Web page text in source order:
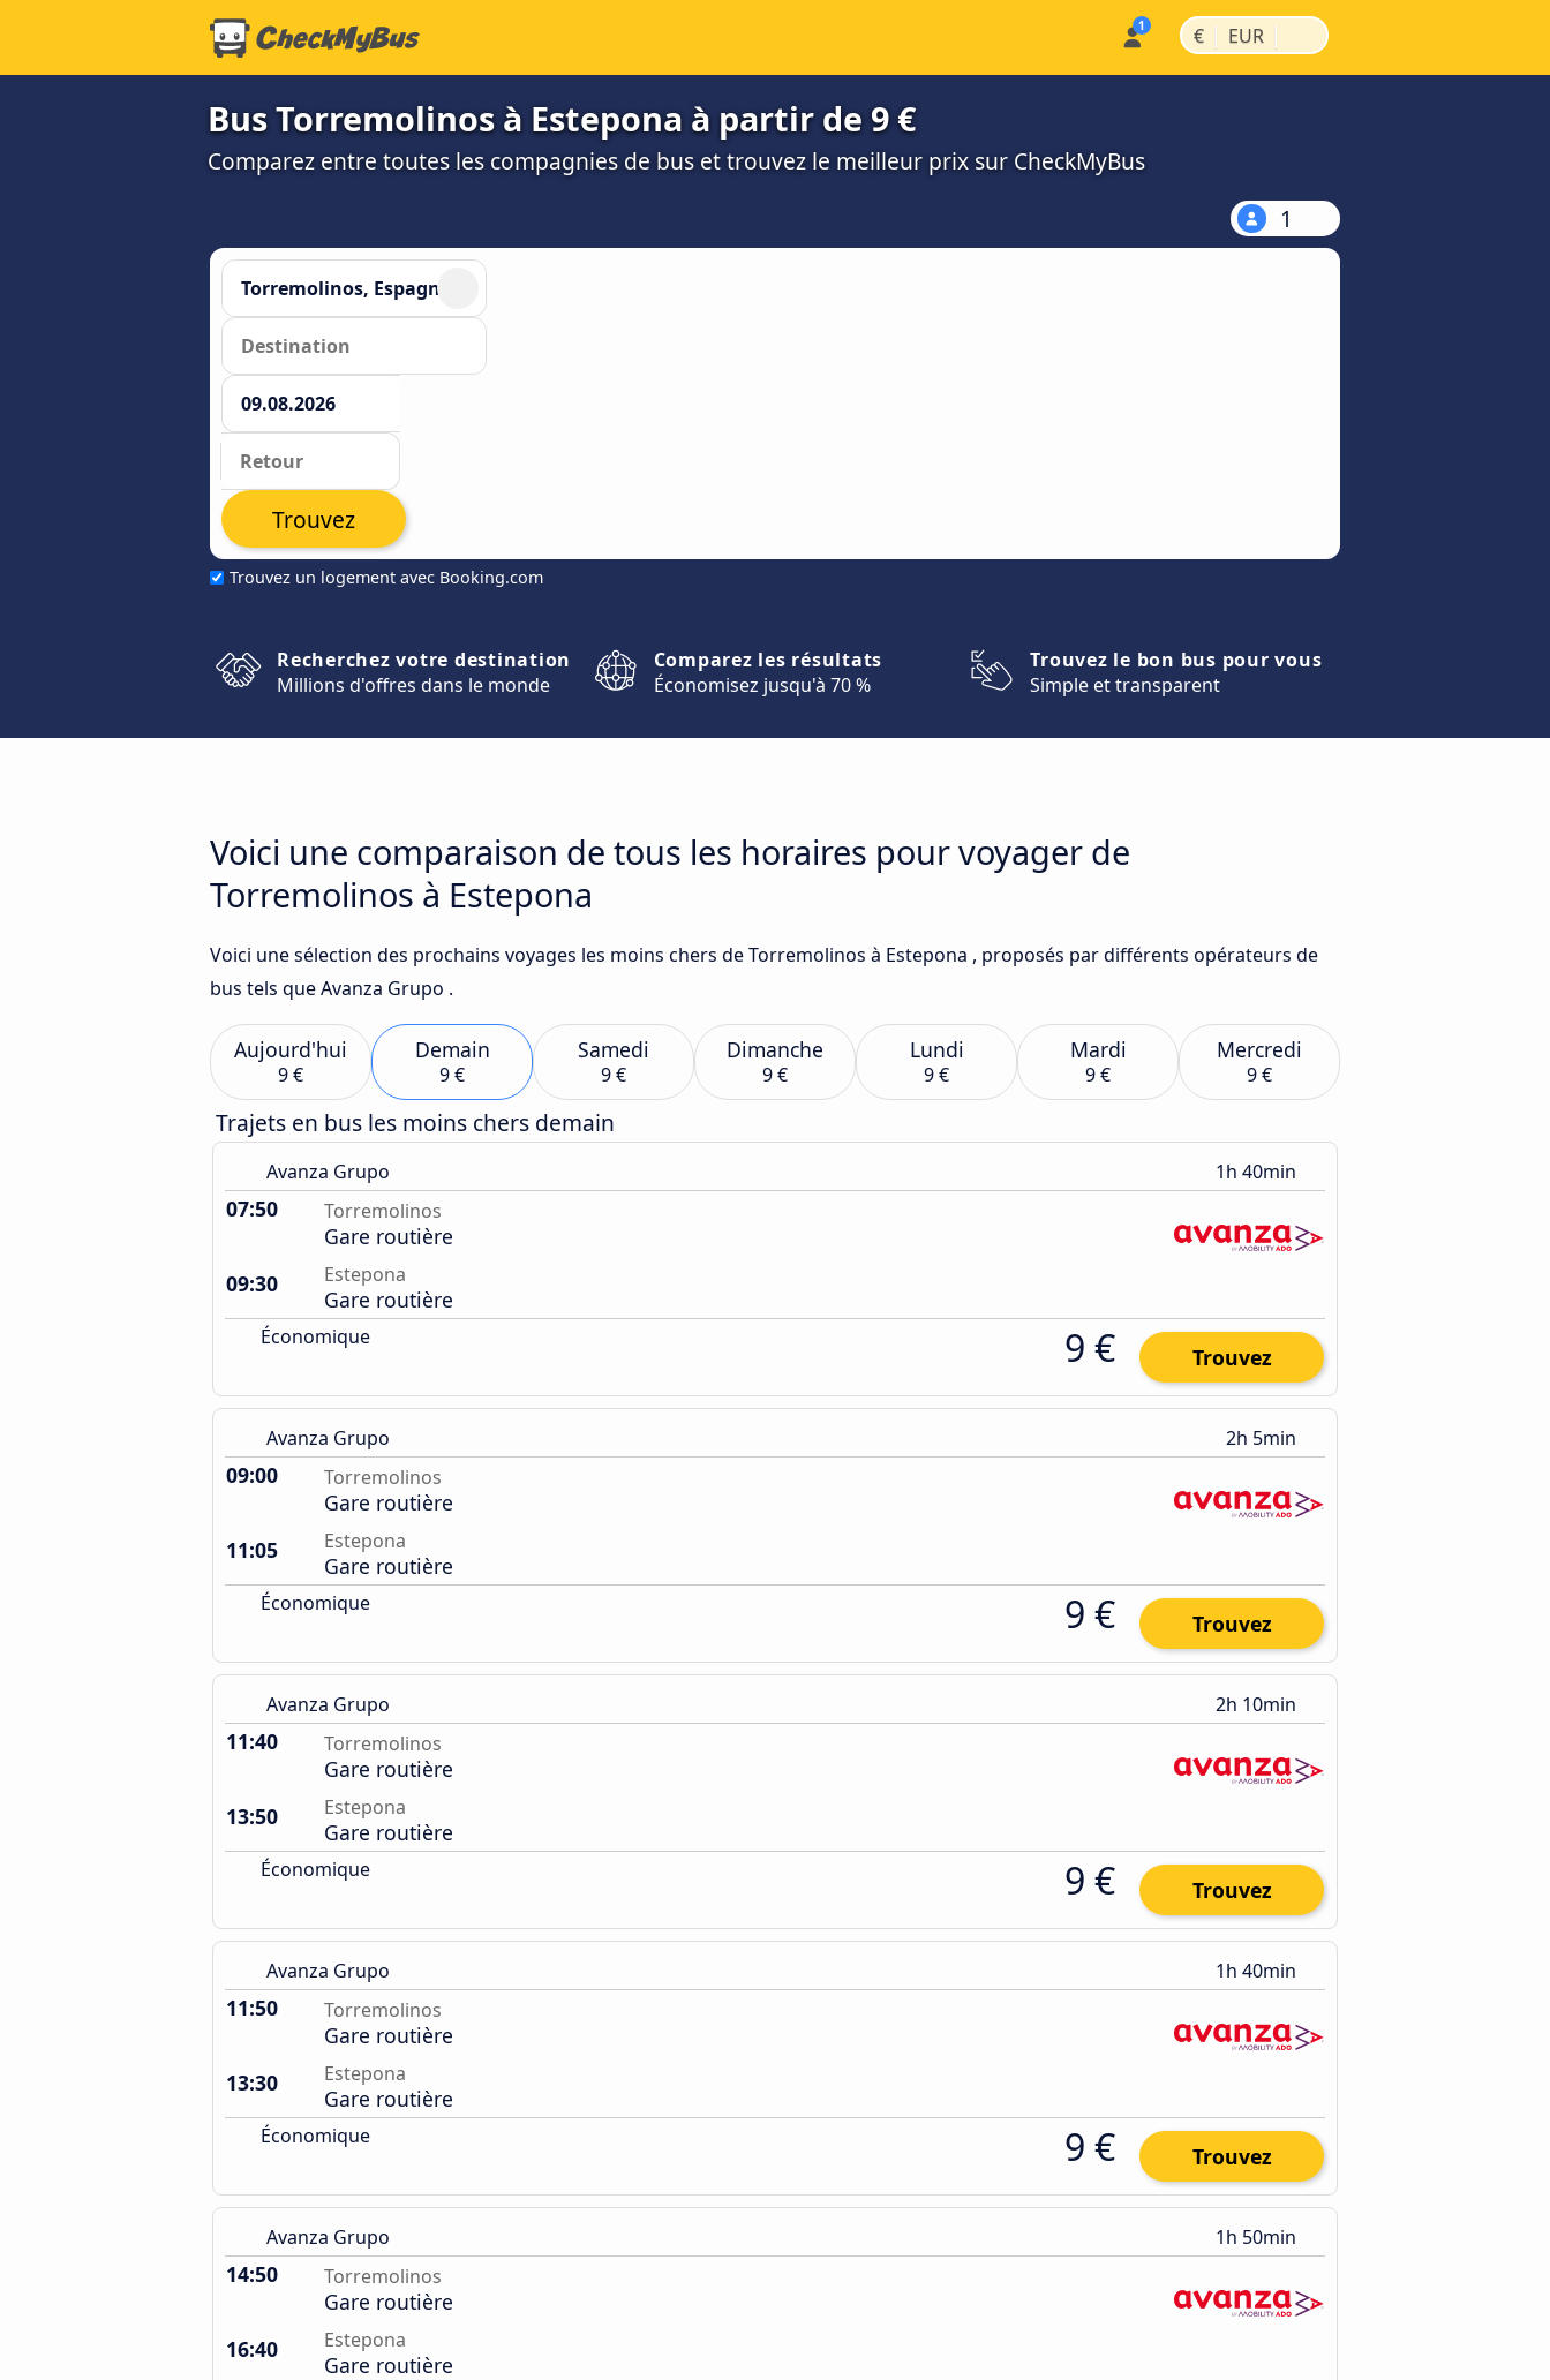
€ | EUR |
Bus Torremolinos à Estepona à partir de 9 €
Comparez entre toutes les compagnies de bus et trouvez le meilleur prix sur CheckMyBus
1
Trouvez un logement avec Booking.com
Trouvez
Recherchez votre destination
Millions d'offres dans le monde
Comparez les résultats
Économisez jusqu'à 70 %
Trouvez le bon bus pour vous
Simple et transparent
Voici une comparaison de tous les horaires pour voyager de
Torremolinos à Estepona
Voici une sélection des prochains voyages les moins chers de Torremolinos à Estepona , proposés par différents opérateurs de
bus tels que Avanza Grupo .
Aujourd'hui
9 €
Demain
9 €
Samedi
9 €
Dimanche
9 €
Lundi
9 €
Mardi
9 €
Mercredi
9 €
Trajets en bus les moins chers demain
Avanza Grupo 1h 40min
07:50 Torremolinos
Gare routière
09:30
Estepona
Gare routière
Économique 9 € Trouvez
Avanza Grupo 2h 5min
09:00 Torremolinos
Gare routière
11:05
Estepona
Gare routière
Économique 9 € Trouvez
Avanza Grupo 2h 10min
11:40 Torremolinos
Gare routière
13:50
Estepona
Gare routière
Économique 9 € Trouvez
Avanza Grupo 1h 40min
11:50 Torremolinos
Gare routière
13:30
Estepona
Gare routière
Économique 9 € Trouvez
Avanza Grupo 1h 50min
14:50 Torremolinos
Gare routière
16:40
Estepona
Gare routière